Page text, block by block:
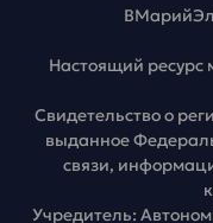
Настоящий ресурс
Свидетельство о
выданное
связи,
Учредитель: